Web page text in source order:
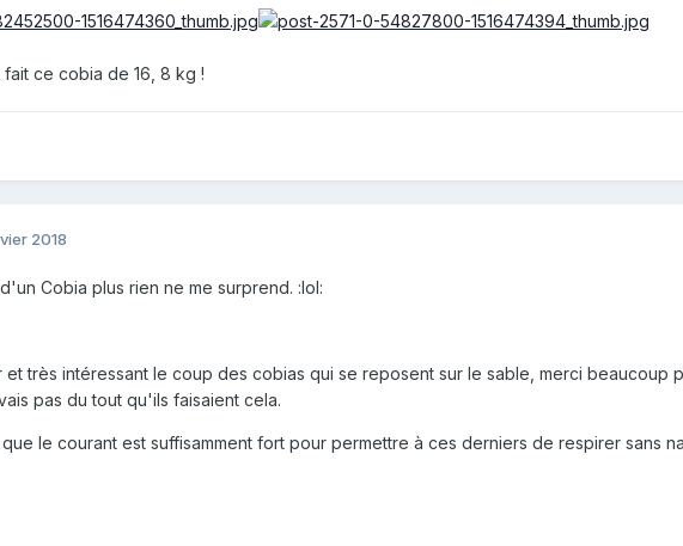
ce cobia de 16, 8 kg !
2018
Cobia plus rien ne me surprend. :lol:
très intéressant le coup des cobias qui se reposent sur le sable, merci beaucoup
pas du tout qu'ils faisaient cela.
le courant est suffisamment fort pour permettre à ces derniers de respirer sans